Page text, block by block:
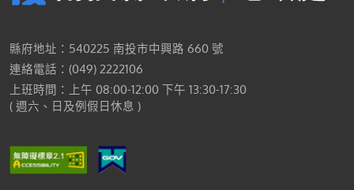
縣府地址：540225 南投市中興路 660 號
連絡電話：(049) 2222106
上班時間：上午 08:00-12:00 下午 13:30-17:30
( 週六、日及例假日休息 )